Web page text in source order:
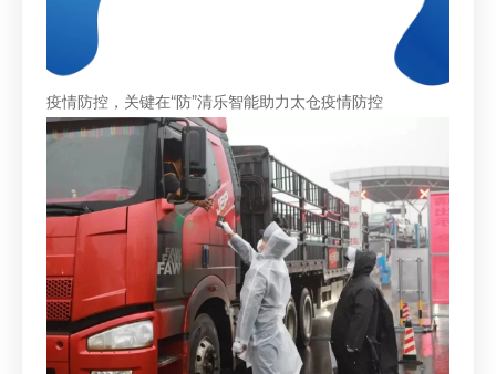
疫情防控，关键在“防”清乐智能助力太仓疫情防控